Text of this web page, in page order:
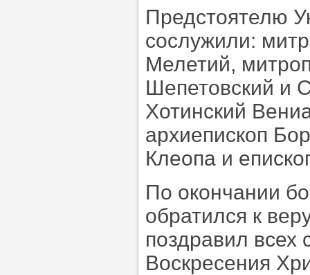
Предстоятелю
сослужили:
Мелетий,
Шепетовский и
Хотинский
архиепископ
Клеопа и
По окончании
обратился к
поздравил всех
Воскресения